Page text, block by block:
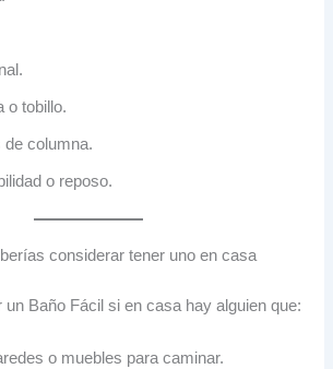
o tobillo.
de columna.
o reposo.
considerar tener uno en casa
un Baño Fácil si en casa hay alguien que:
o muebles para caminar.